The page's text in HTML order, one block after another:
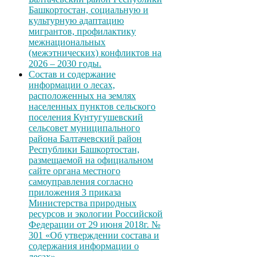
Башкортостан, социальную и
культурную адаптацию
мигрантов, профилактику
межнациональных
(межэтнических) конфликтов на
2026 – 2030 годы.
Состав и содержание
информации о лесах,
расположенных на землях
населенных пунктов сельского
поселения Кунтугушевский
сельсовет муниципального
района Балтачевский район
Республики Башкортостан,
размещаемой на официальном
сайте органа местного
самоуправления согласно
приложения 3 приказа
Министерства природных
ресурсов и экологии Российской
Федерации от 29 июня 2018г. №
301 «Об утверждении состава и
содержания информации о